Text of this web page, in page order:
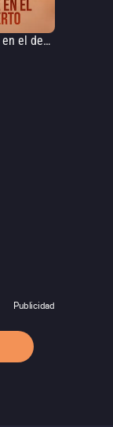
Sirat: trance en el desierto
Publicidad